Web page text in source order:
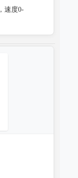
，速度0-